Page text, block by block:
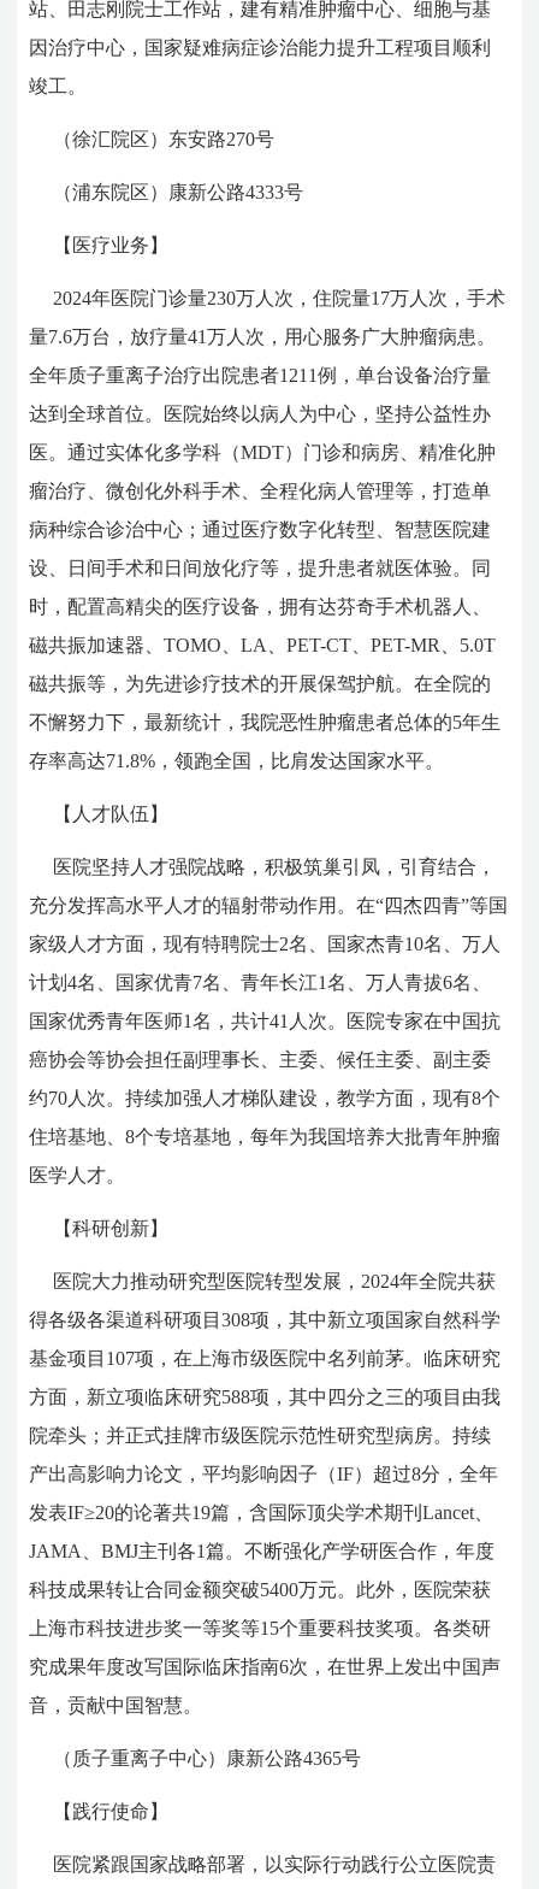
站、田志刚院士工作站，建有精准肿瘤中心、细胞与基
因治疗中心，国家疑难病症诊治能力提升工程项目顺利
竣工。
（徐汇院区）东安路270号
（浦东院区）康新公路4333号
【医疗业务】
2024年医院门诊量230万人次，住院量17万人次，手术
量7.6万台，放疗量41万人次，用心服务广大肿瘤病患。
全年质子重离子治疗出院患者1211例，单台设备治疗量
达到全球首位。医院始终以病人为中心，坚持公益性办
医。通过实体化多学科（MDT）门诊和病房、精准化肿
瘤治疗、微创化外科手术、全程化病人管理等，打造单
病种综合诊治中心；通过医疗数字化转型、智慧医院建
设、日间手术和日间放化疗等，提升患者就医体验。同
时，配置高精尖的医疗设备，拥有达芬奇手术机器人、
磁共振加速器、TOMO、LA、PET-CT、PET-MR、5.0T
磁共振等，为先进诊疗技术的开展保驾护航。在全院的
不懈努力下，最新统计，我院恶性肿瘤患者总体的5年生
存率高达71.8%，领跑全国，比肩发达国家水平。
【人才队伍】
医院坚持人才强院战略，积极筑巢引凤，引育结合，
充分发挥高水平人才的辐射带动作用。在“四杰四青”等国
家级人才方面，现有特聘院士2名、国家杰青10名、万人
计划4名、国家优青7名、青年长江1名、万人青拔6名、
国家优秀青年医师1名，共计41人次。医院专家在中国抗
癌协会等协会担任副理事长、主委、候任主委、副主委
约70人次。持续加强人才梯队建设，教学方面，现有8个
住培基地、8个专培基地，每年为我国培养大批青年肿瘤
医学人才。
【科研创新】
医院大力推动研究型医院转型发展，2024年全院共获
得各级各渠道科研项目308项，其中新立项国家自然科学
基金项目107项，在上海市级医院中名列前茅。临床研究
方面，新立项临床研究588项，其中四分之三的项目由我
院牵头；并正式挂牌市级医院示范性研究型病房。持续
产出高影响力论文，平均影响因子（IF）超过8分，全年
发表IF≥20的论著共19篇，含国际顶尖学术期刊Lancet、
JAMA、BMJ主刊各1篇。不断强化产学研医合作，年度
科技成果转让合同金额突破5400万元。此外，医院荣获
上海市科技进步奖一等奖等15个重要科技奖项。各类研
究成果年度改写国际临床指南6次，在世界上发出中国声
音，贡献中国智慧。
（质子重离子中心）康新公路4365号
【践行使命】
医院紧跟国家战略部署，以实际行动践行公立医院责